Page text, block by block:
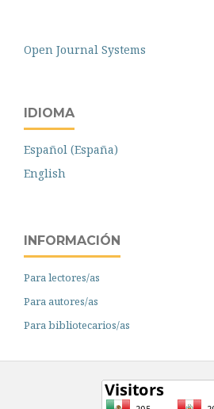
Open Journal Systems
IDIOMA
Español (España)
English
INFORMACIÓN
Para lectores/as
Para autores/as
Para bibliotecarios/as